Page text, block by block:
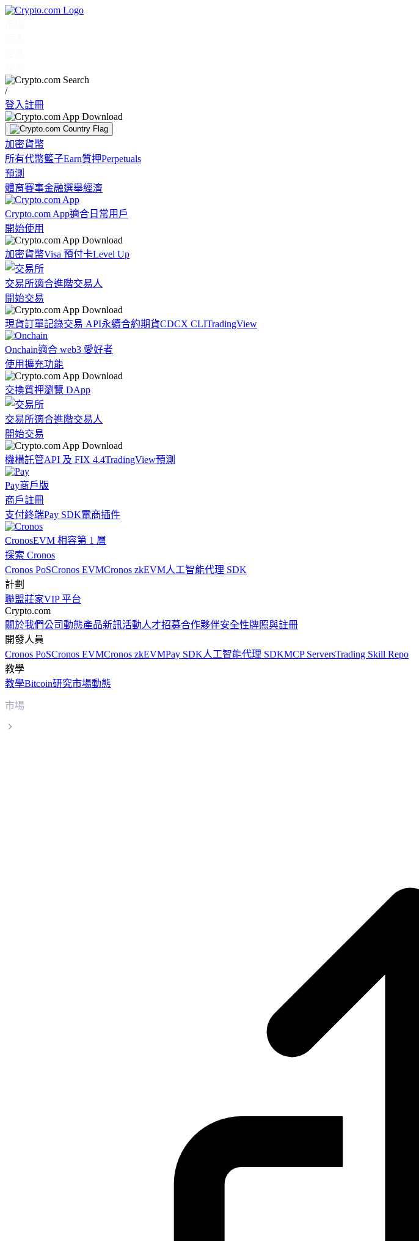
/
登入註冊
加密貨幣
所有代幣籃子Earn質押Perpetuals
預測
體育賽事金融選舉經濟
Crypto.com App適合日常用戶
開始使用
加密貨幣Visa 預付卡Level Up
交易所適合進階交易人
開始交易
現貨訂單記錄交易 API永續合約期貨CDCX CLITradingView
Onchain適合 web3 愛好者
使用擴充功能
交換質押瀏覽 DApp
交易所適合進階交易人
開始交易
機構託管API 及 FIX 4.4TradingView預測
Pay商戶版
商戶註冊
支付終端Pay SDK電商插件
CronosEVM 相容第 1 層
探索 Cronos
Cronos PoSCronos EVMCronos zkEVM人工智能代理 SDK
計劃
聯盟莊家VIP 平台
Crypto.com
關於我們公司動態產品新訊活動人才招募合作夥伴安全性牌照與註冊
開發人員
Cronos PoSCronos EVMCronos zkEVMPay SDK人工智能代理 SDKMCP ServersTrading Skill Repo
教學
教學Bitcoin研究市場動態
市場